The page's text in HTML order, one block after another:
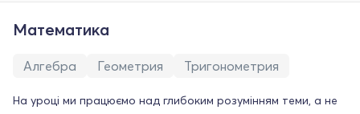
Математика
Алгебра Геометрия Тригонометрия
На уроці ми працюємо над глибоким розумінням теми, а не